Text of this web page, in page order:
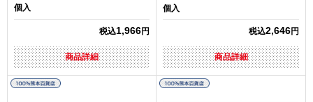
個入
税込1,966円
商品詳細
個入
税込2,646円
商品詳細